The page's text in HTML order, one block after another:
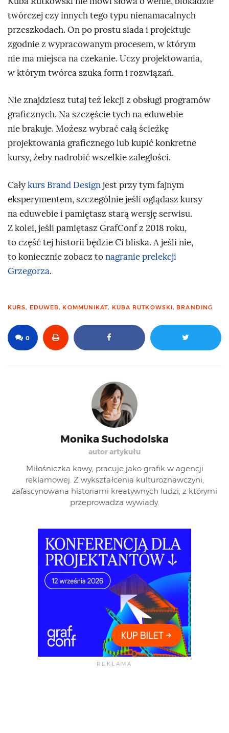
twórczej czy innych tego typu nienamacalnych
przeszkodach. On po prostu siada i projektuje
zgodnie z wypracowanym procesem, w którym
nie ma miejsca na czekanie. Uczy projektowania,
w którym twórca szuka form i rozwiązań.
Nie znajdziesz tutaj też lekcji z obsługi programów
graficznych. Na szczęście tych na eduwebie
nie brakuje. Możesz wybrać całą ścieżkę
projektowania graficznego lub kupić konkretne
kursy, żeby nadrobić wszelkie zaległości.
Całykurs Brand Designjest przy tym fajnym
eksperymentem, szczególnie jeśli oglądasz kursy
na eduwebie i pamiętasz starą wersję serwisu.
Z kolei, jeśli pamiętasz GrafConf z 2018 roku,
to część tej historii będzie Ci bliska. A jeśli nie,
to koniecznie zobacz tonagranie prelekcji
Grzegorza.
KURS, EDUWEB, KOMMUNIKAT, KUBA RUTKOWSKI, BRANDING
0
Monika Suchodolska
autor artykułu
Miłośniczka kawy, pracuje jako grafik w agencji
reklamowej. Z wykształcenia kulturoznawczyni,
zafascynowana historiami kreatywnych ludzi, z którymi
przeprowadza wywiady.